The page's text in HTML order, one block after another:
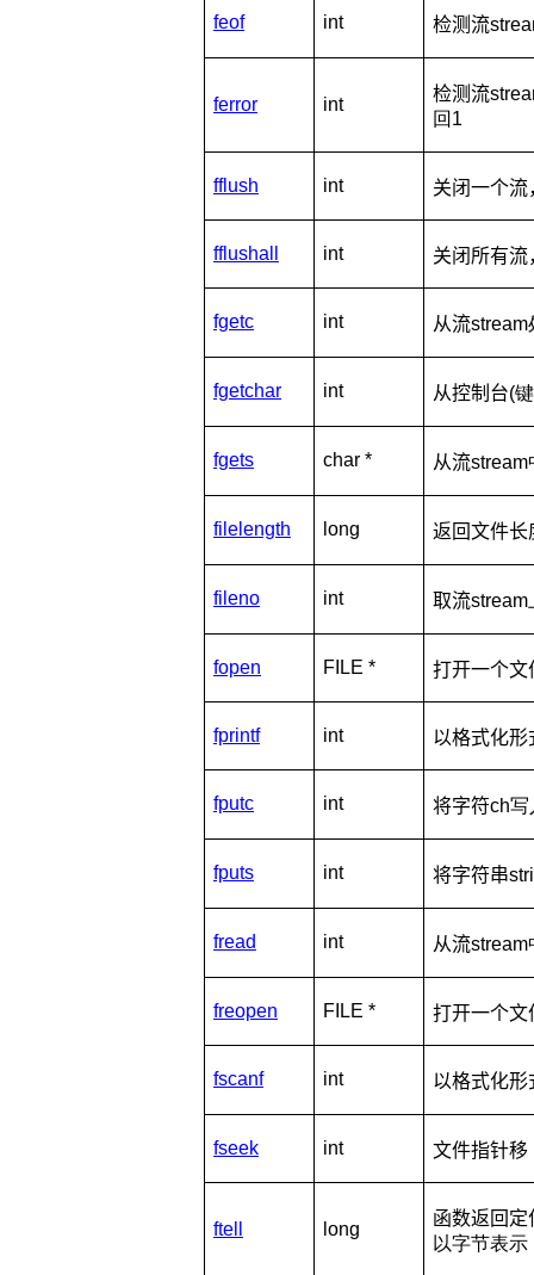
feof int 检测流
ferror int
检测流
回1
fflush int 关闭一个
fflushall int 关闭所有
fgetc int 从流stream
fgetchar int 从控制台(
fgets char * 从流stream
filelength long 返回文件长
fileno int 取流stream
fopen FILE * 打开一个文
fprintf int 以格式化
fputc int 将字符ch写
fputs int 将字符串
fread int 从流stream
freopen FILE * 打开一个文
fscanf int 以格式化形
fseek int 文件指针移
ftell long
函数返回定
以字节表示